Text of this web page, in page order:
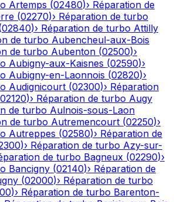
Artemps (02480)› Réparation de
(02270)› Réparation de turbo
02840)› Réparation de turbo Attilly
de turbo Aubencheul-aux-Bois
de turbo Aubenton (02500)›
Aubigny-aux-Kaisnes (02590)›
Aubigny-en-Laonnois (02820)›
Audignicourt (02300)› Réparation
02120)› Réparation de turbo Augy
de turbo Aulnois-sous-Laon
de turbo Autremencourt (02250)›
Autreppes (02580)› Réparation de
)› Réparation de turbo Azy-sur-
de turbo Bagneux (02290)›
Bancigny (02140)› Réparation de
(02000)› Réparation de turbo
)› Réparation de turbo Barenton-